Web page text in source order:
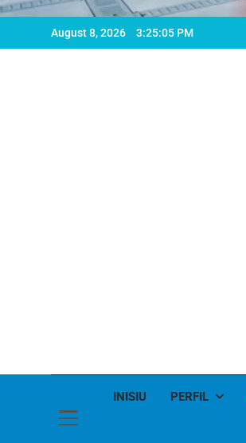
August 8, 2026 3:25:07 PM
INISIU PERFIL